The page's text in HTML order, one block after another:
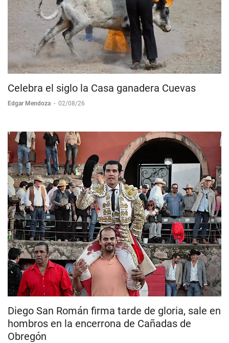
Celebra el siglo la Casa ganadera Cuevas
Edgar Mendoza - 02/08/26
Diego San Román firma tarde de gloria, sale en
hombros en la encerrona de Cañadas de
Obregón